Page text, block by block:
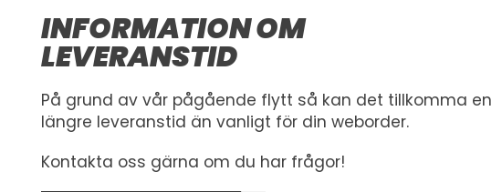
INFORMATION OM
LEVERANSTID
På grund av vår pågående flytt så kan det tillkomma en
längre leveranstid än vanligt för din weborder.
Kontakta oss gärna om du har frågor!